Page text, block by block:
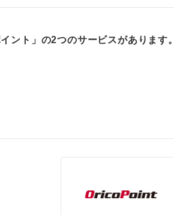
ント」の2つのサービスがあります。